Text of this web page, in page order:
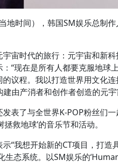
时间），韩国SM娱乐总制作
时代的旅行：元宇宙和新科
“现在是所有人都要克服地球
议程。我以打造世界用文化
由产消者和创作者创造的元宇
了与全世界K-POP粉丝们一
救地球’的音乐节和活动。
我想开始新的CT项目，打造
态系统。以SM娱乐的